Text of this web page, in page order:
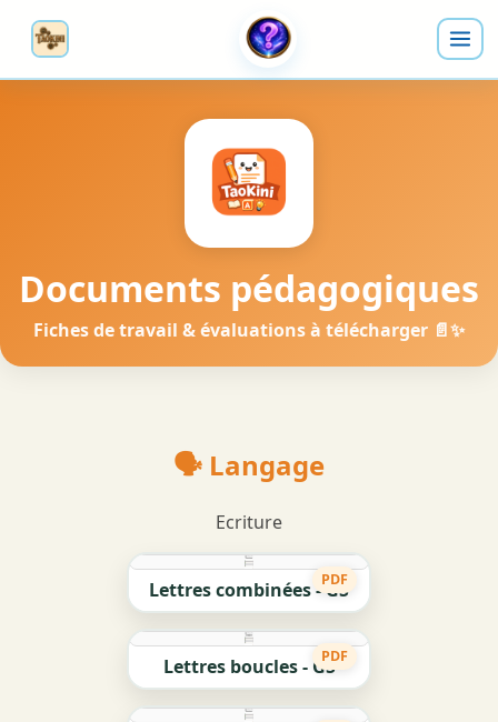
Documents pédagogiques
Fiches de travail & évaluations à télécharger 📄✨
🗣️ Langage
Ecriture
PDF
Lettres combinées - GS
PDF
Lettres boucles - GS